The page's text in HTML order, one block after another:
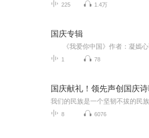
225 1.4万
国庆专辑
1 78
国庆献礼！领先声创国庆
8 6076